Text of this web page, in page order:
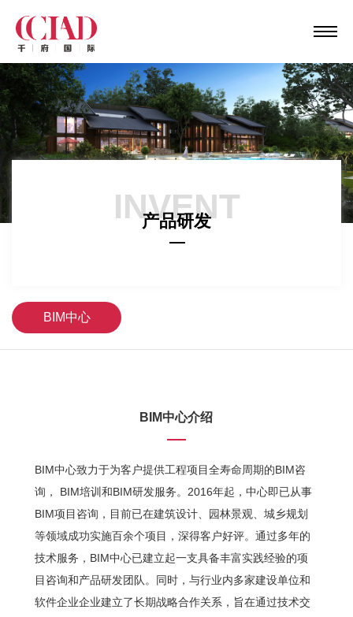
INVENT
产品研发
BIM中心
BIM中心介绍
BIM中心致力于为客户提供工程项目全寿命周期的BIM咨
询， BIM培训和BIM研发服务。2016年起，中心即已从事
BIM项目咨询，目前已在建筑设计、园林景观、城乡规划
等领域成功实施百余个项目，深得客户好评。通过多年的
技术服务，BIM中心已建立起一支具备丰富实践经验的项
目咨询和产品研发团队。同时，与行业内多家建设单位和
软件企业企业建立了长期战略合作关系，旨在通过技术交